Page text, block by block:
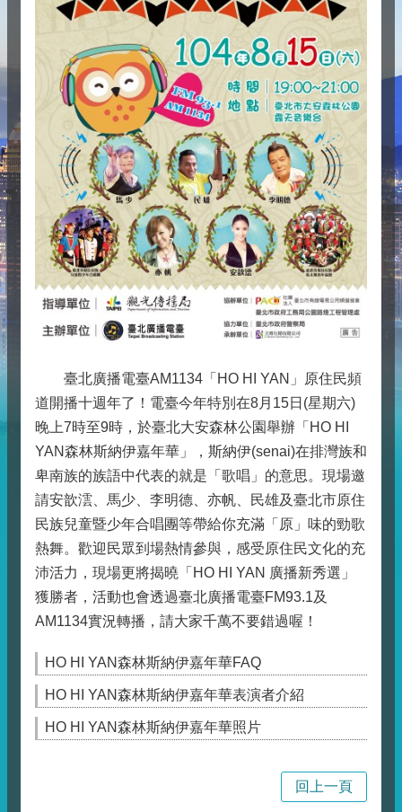
臺北廣播電臺AM1134「HO HI YAN」原住民頻
道開播十週年了！電臺今年特別在8月15日(星期六)
晚上7時至9時，於臺北大安森林公園舉辦「HO HI
YAN森林斯納伊嘉年華」，斯納伊(senai)在排灣族和
卑南族的族語中代表的就是「歌唱」的意思。現場邀
請安歆澐、馬少、李明德、亦帆、民雄及臺北市原住
民族兒童暨少年合唱團等帶給你充滿「原」味的勁歌
熱舞。歡迎民眾到場熱情參與，感受原住民文化的充
沛活力，現場更將揭曉「HO HI YAN 廣播新秀選」
獲勝者，活動也會透過臺北廣播電臺FM93.1及
AM1134實況轉播，請大家千萬不要錯過喔！
HO HI YAN森林斯納伊嘉年華FAQ
HO HI YAN森林斯納伊嘉年華表演者介紹
HO HI YAN森林斯納伊嘉年華照片
回上一頁